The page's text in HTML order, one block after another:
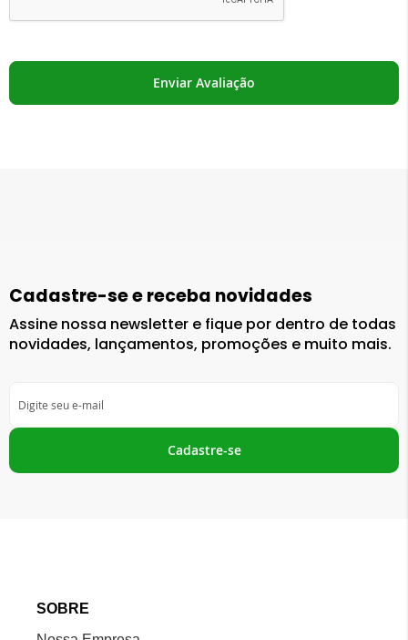
Enviar Avaliação
Cadastre-se e receba novidades
Assine nossa newsletter e fique por dentro de todas
novidades, lançamentos, promoções e muito mais.
se
na
Newsletter:
Cadastre-se
SOBRE